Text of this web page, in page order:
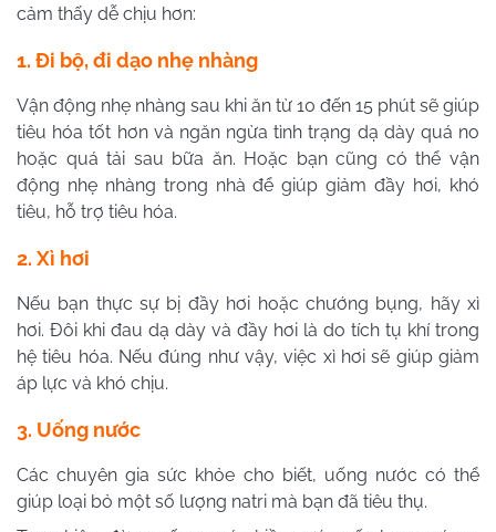
cảm thấy dễ chịu hơn:
1. Đi bộ, đi dạo nhẹ nhàng
Vận động nhẹ nhàng sau khi ăn từ 10 đến 15 phút sẽ giúp
tiêu hóa tốt hơn và ngăn ngừa tình trạng dạ dày quá no
hoặc quá tải sau bữa ăn. Hoặc bạn cũng có thể vận
động nhẹ nhàng trong nhà để giúp giảm đầy hơi, khó
tiêu, hỗ trợ tiêu hóa.
2. Xì hơi
Nếu bạn thực sự bị đầy hơi hoặc chướng bụng, hãy xì
hơi. Đôi khi đau dạ dày và đầy hơi là do tích tụ khí trong
hệ tiêu hóa. Nếu đúng như vậy, việc xì hơi sẽ giúp giảm
áp lực và khó chịu.
3. Uống nước
Các chuyên gia sức khỏe cho biết, uống nước có thể
giúp loại bỏ một số lượng natri mà bạn đã tiêu thụ.